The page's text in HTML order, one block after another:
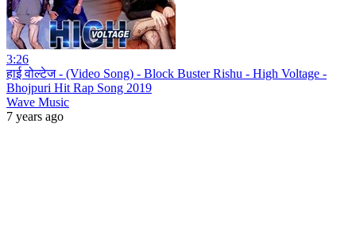
3:26
हाई वोल्टेज - (Video Song) - Block Buster Rishu - High Voltage -
Bhojpuri Hit Rap Song 2019
Wave Music
7 years ago